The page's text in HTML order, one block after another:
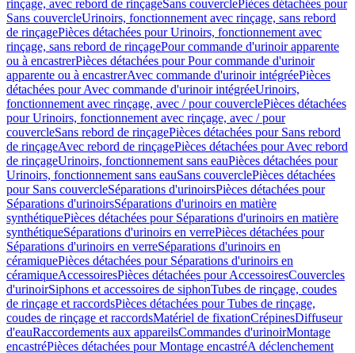
rinçage, avec rebord de rinçageSans couverclePièces détachées pour
Sans couvercleUrinoirs, fonctionnement avec rinçage, sans rebord
de rinçagePièces détachées pour Urinoirs, fonctionnement avec
rinçage, sans rebord de rinçagePour commande d'urinoir apparente
ou à encastrerPièces détachées pour Pour commande d'urinoir
apparente ou à encastrerAvec commande d'urinoir intégréePièces
détachées pour Avec commande d'urinoir intégréeUrinoirs,
fonctionnement avec rinçage, avec / pour couverclePièces détachées
pour Urinoirs, fonctionnement avec rinçage, avec / pour
couvercleSans rebord de rinçagePièces détachées pour Sans rebord
de rinçageAvec rebord de rinçagePièces détachées pour Avec rebord
de rinçageUrinoirs, fonctionnement sans eauPièces détachées pour
Urinoirs, fonctionnement sans eauSans couverclePièces détachées
pour Sans couvercleSéparations d'urinoirsPièces détachées pour
Séparations d'urinoirsSéparations d'urinoirs en matière
synthétiquePièces détachées pour Séparations d'urinoirs en matière
synthétiqueSéparations d'urinoirs en verrePièces détachées pour
Séparations d'urinoirs en verreSéparations d'urinoirs en
céramiquePièces détachées pour Séparations d'urinoirs en
céramiqueAccessoiresPièces détachées pour AccessoiresCouvercles
d'urinoirSiphons et accessoires de siphonTubes de rinçage, coudes
de rinçage et raccordsPièces détachées pour Tubes de rinçage,
coudes de rinçage et raccordsMatériel de fixationCrépinesDiffuseur
d'eauRaccordements aux appareilsCommandes d'urinoirMontage
encastréPièces détachées pour Montage encastréA déclenchement